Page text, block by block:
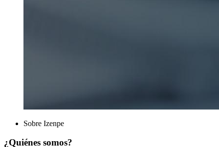
Sobre Izenpe
¿Quiénes somos?